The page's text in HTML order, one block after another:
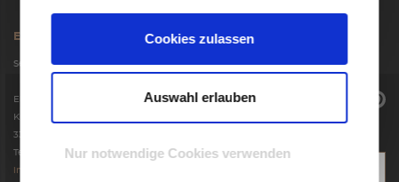
Cookies zulassen
Auswahl erlauben
Nur notwendige Cookies verwenden
ERREICHBARKEIT
Service-Zeiten: Mo – Fr 9:00 – 17:00 Uhr
Einrichtungshaus Hansel
Knäppenstraße 26 – 30
33129 Delbrück
Tel.: 02944 9850
info@hansel-shop.de